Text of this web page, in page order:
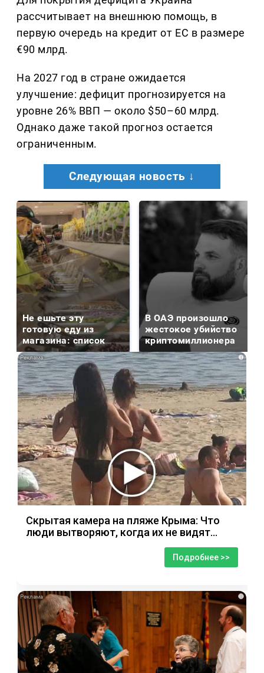
рассчитывает на внешнюю помощь, в
первую очередь на кредит от ЕС в размере
€90 млрд.
На 2027 год в стране ожидается
улучшение: дефицит прогнозируется на
уровне 26% ВВП — около $50–60 млрд.
Однако даже такой прогноз остается
ограниченным.
Следующая новость ↓
Не ешьте эту
готовую еду из
магазина: список
В ОАЭ произошло
жестокое убийство
криптомиллионера
i
Скрытая камера на пляже Крыма: Что
люди вытворяют, когда их не видят...
Подробнее >>
i